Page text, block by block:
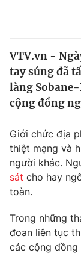
Thế giới
Tin tức
Thế giới đó đây
Câu chuyện
Tài chính
Thị trường
Góc doanh
Dữ liệu và
Truyền hình
Phim VTV
Hậu trường
Giải trí
Điện ảnh
VTV.vn -
tay súng đã
làng
cộng đồng
Giới chức địa
thiệt mạng và
người khác.
sát cho hay
toàn.
Trong những
đoan liên tục
các cộng đồng